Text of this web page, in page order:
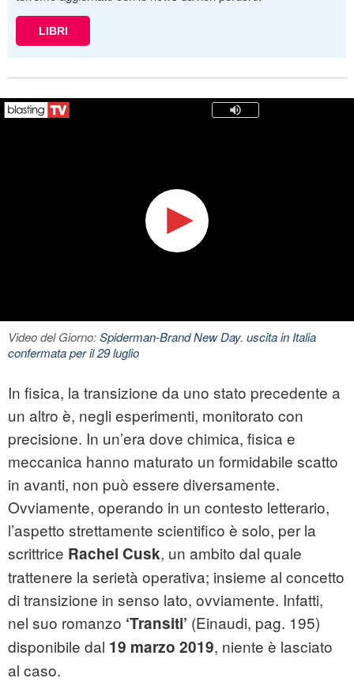
LIBRI
Video del Giorno:Spiderman-Brand New Day. uscita in Italia
confermata per il 29 luglio
In fisica, la transizione da uno stato precedente a
un altro è, negli esperimenti, monitorato con
precisione. In un’era dove chimica, fisica e
meccanica hanno maturato un formidabile scatto
in avanti, non può essere diversamente.
Ovviamente, operando in un contesto letterario,
l’aspetto strettamente scientifico è solo, per la
scrittrice Rachel Cusk, un ambito dal quale
trattenere la serietà operativa; insieme al concetto
di transizione in senso lato, ovviamente. Infatti,
nel suo romanzo ‘Transiti’ (Einaudi, pag. 195)
disponibile dal 19 marzo 2019, niente è lasciato
al caso.